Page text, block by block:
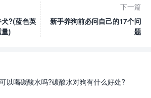
?(蓝色英
)
下一篇
新手养狗前必问自己的17个问
题
以喝碳酸水吗?碳酸水对狗有什么好处?